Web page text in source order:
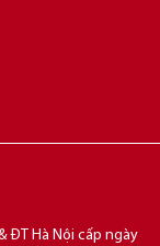
ĐT Hà Nội cấp ngày